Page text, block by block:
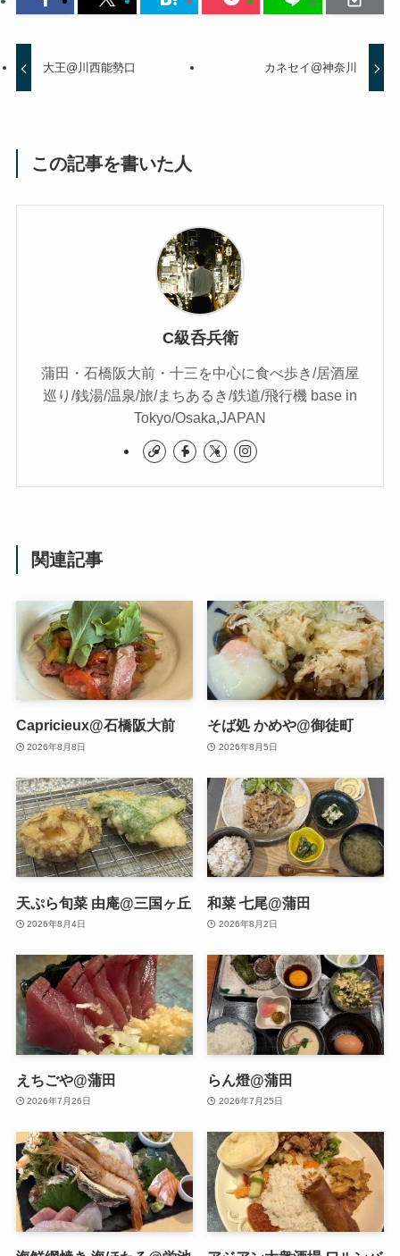
大王@川西能勢口 カネセイ@神奈川
この記事を書いた人
C級呑兵衛
蒲田・石橋阪大前・十三を中心に食べ歩き/居酒屋
巡り/銭湯/温泉/旅/まちあるき/鉄道/飛行機 base in
Tokyo/Osaka,JAPAN
関連記事
Capricieux@石橋阪大前
2026年8月8日
そば処 かめや@御徒町
2026年8月5日
天ぷら旬菜 由庵@三国ヶ丘
2026年8月4日
和菜 七尾@蒲田
2026年8月2日
えちごや@蒲田
2026年7月26日
らん燈@蒲田
2026年7月25日